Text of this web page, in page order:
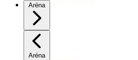
Aréna
Aréna